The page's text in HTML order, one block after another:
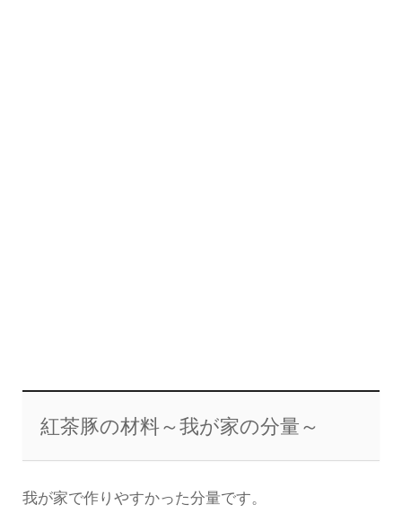
紅茶豚の材料～我が家の分量～
我が家で作りやすかった分量です。